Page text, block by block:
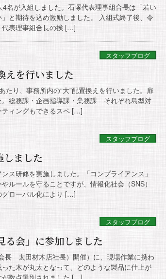
が入組しました。石塚代表理事組合長は「若い
と期待を込め激励しました。 入組式終了後、令
代表理事組合長の挨 […]
スタッフブログ
えを行いました
たり、事務所内の“大”配置換えを行いました。扉
総務課・企画指導課・業務課 それぞれ島型対
ティングもできるスペ […]
スタッフブログ
しました
研修を実施しました。「コンプライアンス」
ルールを守ることですが、情報化社会（SNS）
グローバル化により […]
スタッフブログ
見る会」に参加しました
長 太田材木店社長）開催）に、現場作業に携わ
た木が丸太となって、どのような製品に仕上が